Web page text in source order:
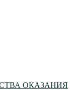
ОКАЗАНИЯ